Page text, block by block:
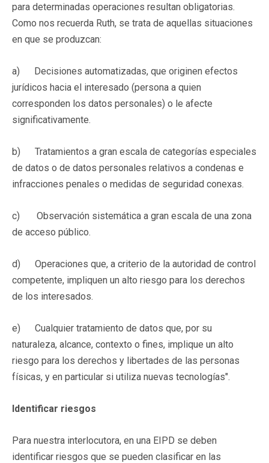
para determinadas operaciones resultan obligatorias.
Como nos recuerda Ruth, se trata de aquellas situaciones
en que se produzcan:
a) Decisiones automatizadas, que originen efectos
jurídicos hacia el interesado (persona a quien
corresponden los datos personales) o le afecte
significativamente.
b) Tratamientos a gran escala de categorías especiales
de datos o de datos personales relativos a condenas e
infracciones penales o medidas de seguridad conexas.
c) Observación sistemática a gran escala de una zona
de acceso público.
d) Operaciones que, a criterio de la autoridad de control
competente, impliquen un alto riesgo para los derechos
de los interesados.
e) Cualquier tratamiento de datos que, por su
naturaleza, alcance, contexto o fines, implique un alto
riesgo para los derechos y libertades de las personas
físicas, y en particular si utiliza nuevas tecnologías".
Identificar riesgos
Para nuestra interlocutora, en una EIPD se deben
identificar riesgos que se pueden clasificar en las